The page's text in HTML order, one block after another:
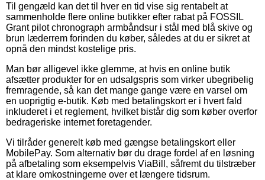
Til gengæld kan det til hver en tid vise sig rentabelt at
sammenholde flere online butikker efter rabat på FOSSIL
Grant pilot chronograph armbåndsur i stål med blå skive og
brun læderrem forinden du køber, således at du er sikret at
opnå den mindst kostelige pris.
Man bør alligevel ikke glemme, at hvis en online butik
afsætter produkter for en udsalgspris som virker ubegribelig
fremragende, så kan det mange gange være en varsel om
en uoprigtig e-butik. Køb med betalingskort er i hvert fald
inkluderet i et reglement, hvilket bistår dig som køber overfor
bedrageriske internet foretagender.
Vi tilråder generelt køb med gængse betalingskort eller
MobilePay. Som alternativ bør du drage fordel af en løsning
på afbetaling som eksempelvis ViaBill, såfremt du tilstræber
at klare omkostningerne over et længere tidsrum.